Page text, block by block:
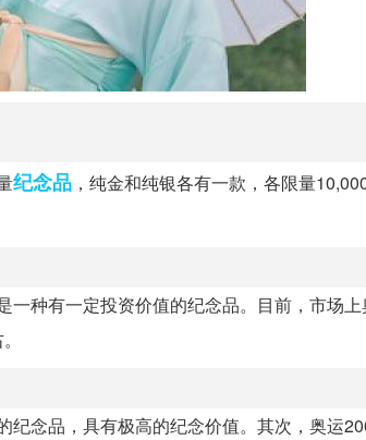
纪念品 ，纯金和纯银各有一款，各限量
一种有一定投资价值的纪念品。目前，市场
纪念品，具有极高的纪念价值。其次，奥运